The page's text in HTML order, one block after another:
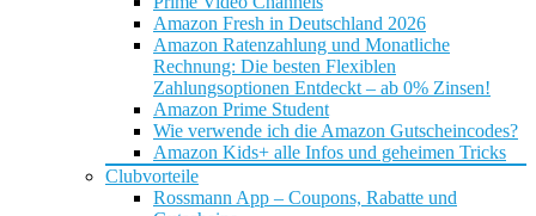
Amazon Fresh in Deutschland 2026
Amazon Ratenzahlung und Monatliche
Rechnung: Die besten Flexiblen
Zahlungsoptionen Entdeckt – ab 0% Zinsen!
Amazon Prime Student
Wie verwende ich die Amazon Gutscheincodes?
Amazon Kids+ alle Infos und geheimen Tricks
Clubvorteile
Rossmann App – Coupons, Rabatte und